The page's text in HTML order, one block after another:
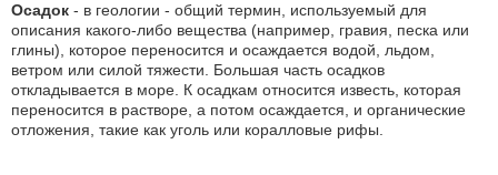
Осадок - в геологии - общий термин, используемый для
описания какого-либо вещества (например, гравия, песка или
глины), которое переносится и осаждается водой, льдом,
ветром или силой тяжести. Большая часть осадков
откладывается в море. К осадкам относится известь, которая
переносится в растворе, а потом осаждается, и органические
отложения, такие как уголь или коралловые рифы.